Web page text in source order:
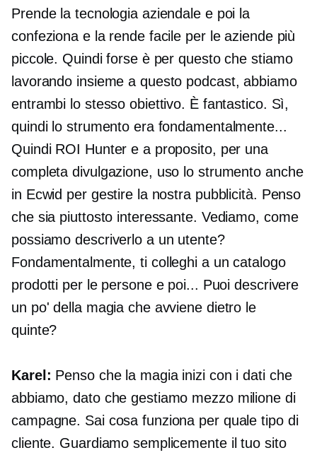
Prende la tecnologia aziendale e poi la
confeziona e la rende facile per le aziende più
piccole. Quindi forse è per questo che stiamo
lavorando insieme a questo podcast, abbiamo
entrambi lo stesso obiettivo. È fantastico. Sì,
quindi lo strumento era fondamentalmente...
Quindi ROI Hunter e a proposito, per una
completa divulgazione, uso lo strumento anche
in Ecwid per gestire la nostra pubblicità. Penso
che sia piuttosto interessante. Vediamo, come
possiamo descriverlo a un utente?
Fondamentalmente, ti colleghi a un catalogo
prodotti per le persone e poi... Puoi descrivere
un po' della magia che avviene dietro le
quinte?
Karel: Penso che la magia inizi con i dati che
abbiamo, dato che gestiamo mezzo milione di
campagne. Sai cosa funziona per quale tipo di
cliente. Guardiamo semplicemente il tuo sito